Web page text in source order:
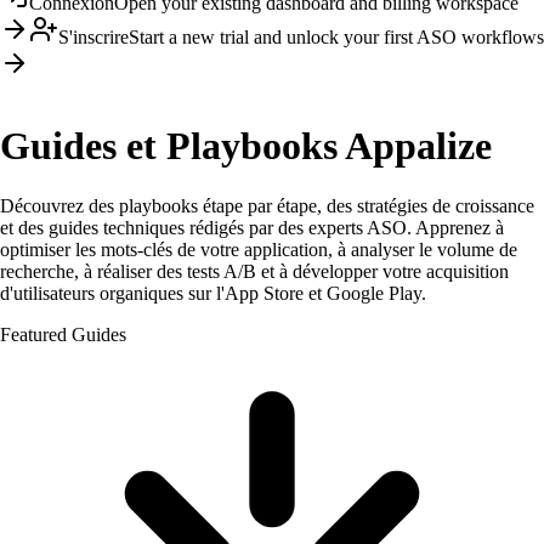
S'inscrireStart a new trial and unlock your first ASO workflows
Guides et Playbooks Appalize
Découvrez des playbooks étape par étape, des stratégies de croissance
et des guides techniques rédigés par des experts ASO. Apprenez à
optimiser les mots-clés de votre application, à analyser le volume de
recherche, à réaliser des tests A/B et à développer votre acquisition
d'utilisateurs organiques sur l'App Store et Google Play.
Featured Guides